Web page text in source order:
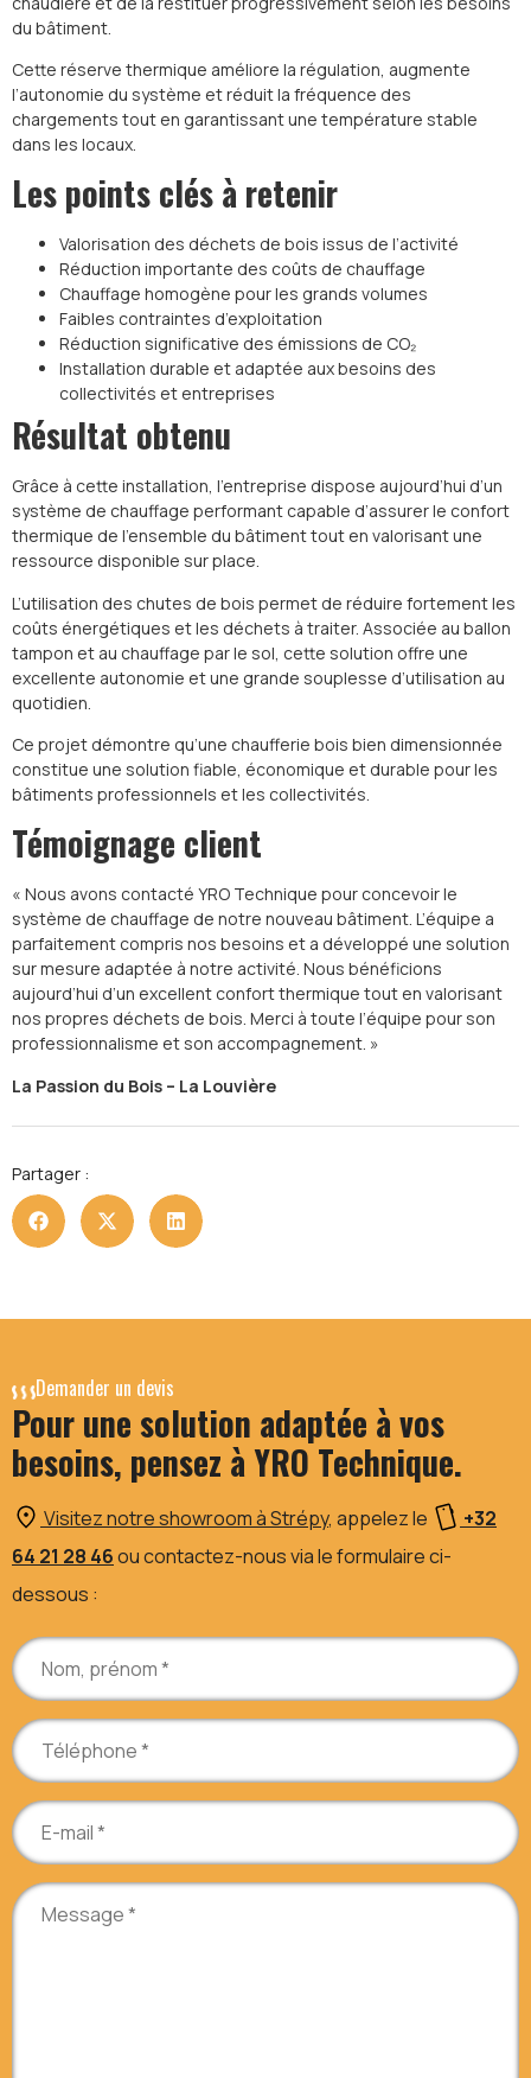
du bâtiment.
Cette réserve thermique améliore la régulation, augmente
l’autonomie du système et réduit la fréquence des
chargements tout en garantissant une température stable
dans les locaux.
Les points clés à retenir
Valorisation des déchets de bois issus de l’activité
Réduction importante des coûts de chauffage
Chauffage homogène pour les grands volumes
Faibles contraintes d’exploitation
Réduction significative des émissions de CO₂
Installation durable et adaptée aux besoins des
collectivités et entreprises
Résultat obtenu
Grâce à cette installation, l’entreprise dispose aujourd’hui d’un
système de chauffage performant capable d’assurer le confort
thermique de l’ensemble du bâtiment tout en valorisant une
ressource disponible sur place.
L’utilisation des chutes de bois permet de réduire fortement les
coûts énergétiques et les déchets à traiter. Associée au ballon
tampon et au chauffage par le sol, cette solution offre une
excellente autonomie et une grande souplesse d’utilisation au
quotidien.
Ce projet démontre qu’une chaufferie bois bien dimensionnée
constitue une solution fiable, économique et durable pour les
bâtiments professionnels et les collectivités.
Témoignage client
« Nous avons contacté YRO Technique pour concevoir le
système de chauffage de notre nouveau bâtiment. L’équipe a
parfaitement compris nos besoins et a développé une solution
sur mesure adaptée à notre activité. Nous bénéficions
aujourd’hui d’un excellent confort thermique tout en valorisant
nos propres déchets de bois. Merci à toute l’équipe pour son
professionnalisme et son accompagnement. »
La Passion du Bois – La Louvière
Partager :
Demander un devis
Pour une solution adaptée à vos
besoins, pensez à YRO Technique.
Visitez notre showroom à Strépy, appelez le
+32
64 21 28 46ou contactez-nous via le formulaire ci-
dessous :